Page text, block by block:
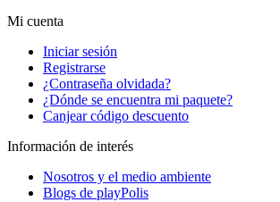
Mi cuenta
Iniciar sesión
Registrarse
¿Contraseña olvidada?
¿Dónde se encuentra mi paquete?
Canjear código descuento
Información de interés
Nosotros y el medio ambiente
Blogs de playPolis